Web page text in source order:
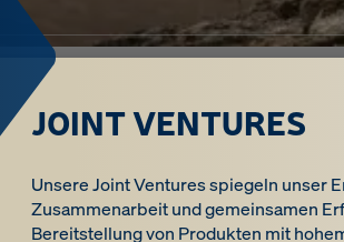
JOINT VENTURES
Unsere Joint Ventures spiegeln unser
Zusammenarbeit und gemeinsamen
Bereitstellung von Produkten mit